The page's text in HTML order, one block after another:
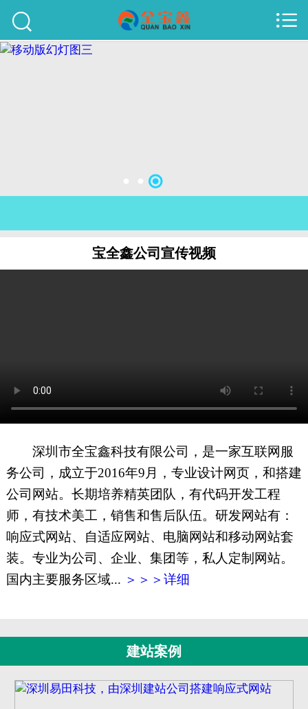
关于我们
联系我们
51La
XML地图


宝全鑫公司宣传视频
深圳市全宝鑫科技有限公司，是一家互联网服
务公司，成立于2016年9月，专业设计网页，和搭建
公司网站。长期培养精英团队，有代码开发工程
师，有技术美工，销售和售后队伍。研发网站有：
响应式网站、自适应网站、电脑网站和移动网站套
装。专业为公司、企业、集团等，私人定制网站。
国内主要服务区域... ＞＞＞详细
建站案例